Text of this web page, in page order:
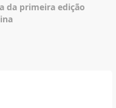
da primeira edição